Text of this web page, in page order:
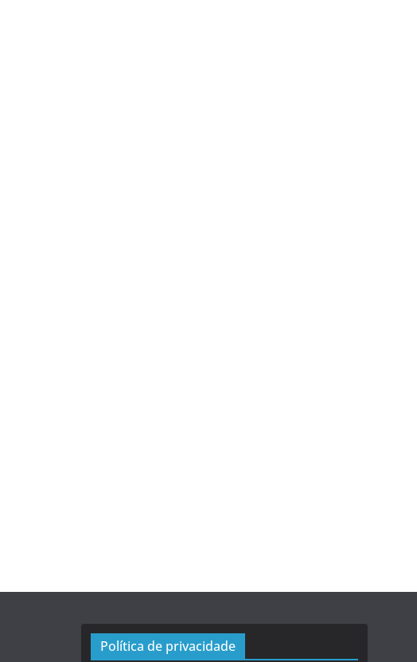
Política de privacidade